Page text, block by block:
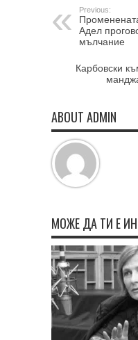
Previous:
Адел
мълчание
Карбовски
ABOUT ADMIN
МОЖЕ ДА ТИ Е